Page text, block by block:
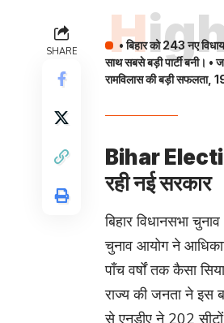
SHARE
• बिहार को 243 नए
साथ सबसे बड़ी पार्टी बनी।
रामविलास की बड़ी सफलता,
Bihar
रही नई सरकार
बिहार विधानसभा
चुनाव आयोग ने
पाँच वर्षों तक कैसा
राज्य की जनता ने इस